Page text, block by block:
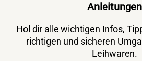
Anleitungen
Hol dir alle wichtigen Infos,
richtigen und sicheren
Leihwaren.